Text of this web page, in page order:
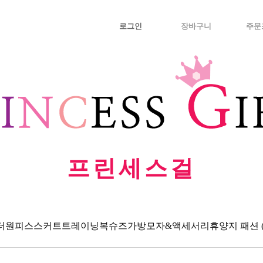
로그인 장바구니 주문
프린세스걸
원피스스커트 트레이닝복슈즈가방모자&액세서리 휴양지 패션